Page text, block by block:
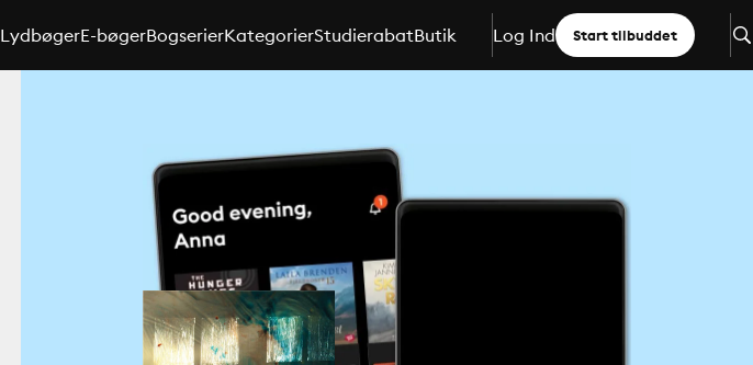
LydbøgerE-bøgerBogserierKategorierStudierabatButik Log Ind Start tilbuddet